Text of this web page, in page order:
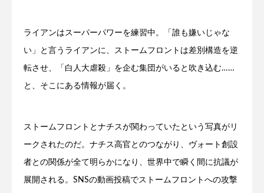
ライアンはスーパーパワーを練習中。「誰も嫌いじゃな
い」と言うライアンに、ストームフロントは差別構造を逆
転させ、「白人大虐殺」を企む集団がいると吹き込む……
と、そこにある情報が届く。
ストームフロントとナチスが関わっていたという写真がリ
ークされたのだ。ナチス高官とのつながり、ヴォート創設
者との関係が全て明らかになり、世界中で瞬く間に抗議が
展開される。SNSの動画投稿でストームフロントへの攻撃